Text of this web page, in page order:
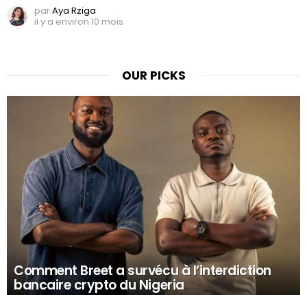
parAya Rziga
il y a environ 10 mois
OUR PICKS
Comment Breet a survécu à l’interdiction
bancaire crypto du Nigeria